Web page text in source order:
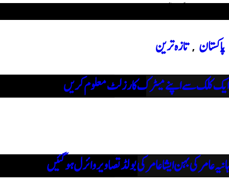
پاکستان ,تازہ ترین
ایک کلک سے اپنے میٹرک کا رزلٹ معلوم کریں
ہانیہ عامر کی بہن ایشا عامر کی بولڈ تصاویر وائرل ہو گئیں